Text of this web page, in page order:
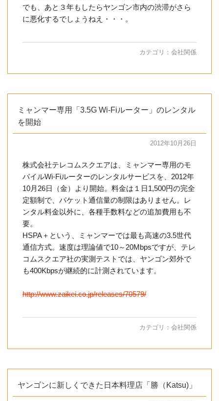
でも、あと３年もしたらヤンゴン市内の渋滞がさら
に悪化するでしょうねえ・・・。
カテゴリ： 会社関係
ミャンマー専用「3.5G Wi-Fiルーター」のレンタル
を開始
2012年10月26日
株式会社テレコムスクエアは、ミャンマー専用のモ
バイルWi-Fiルーターのレンタルサービスを、2012年
10月26日（金）より開始。料金は１日1,500円の完全
定額制で、パケット通信量の制限はありません。レ
ンタル料金以外に、各種手数料などの追加費用も不
要。
HSPA＋という、ミャンマーでは最も高速の3.5世代
通信方式。速度は理論値で10～20Mbpsですが、テレ
コムスクエア社の実測テストでは、ヤンゴン郊外で
も400Kbpsが継続的に計測されています。
http://www.zaikei.co.jp/releases/70579/
カテゴリ： 会社関係
ヤンゴンに新しくできた日本料理店「勝（Katsu)」